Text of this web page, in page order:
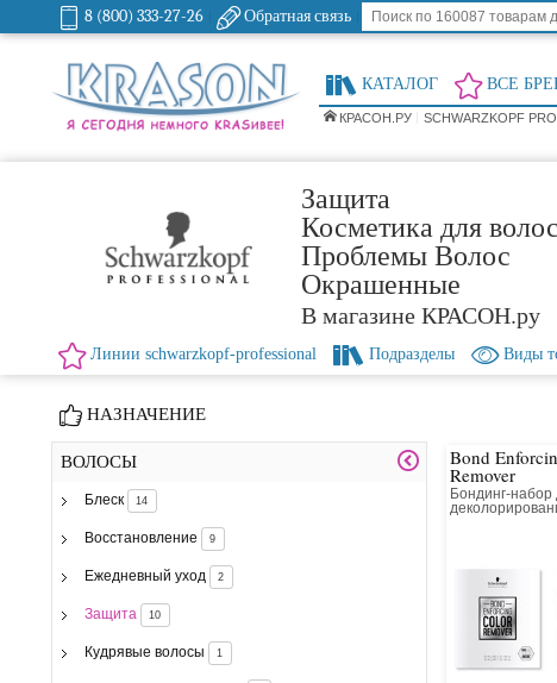
8 (800) 333-27-26 Обратная связь
КАТАЛОГ ВСЕ
КРАСОН.РУ SCHWARZKOPF
Защита
Косметика для
Проблемы Волос
Окрашенные
В магазине КРАСОН.ру
Линии schwarzkopf-professional Подразделы Виды
НАЗНАЧЕНИЕ
ВОЛОСЫ
Блеск 14
Восстановление 9
Ежедневный уход 2
Защита 10
Кудрявые волосы 1
Bond
Remover
Бондинг-набор